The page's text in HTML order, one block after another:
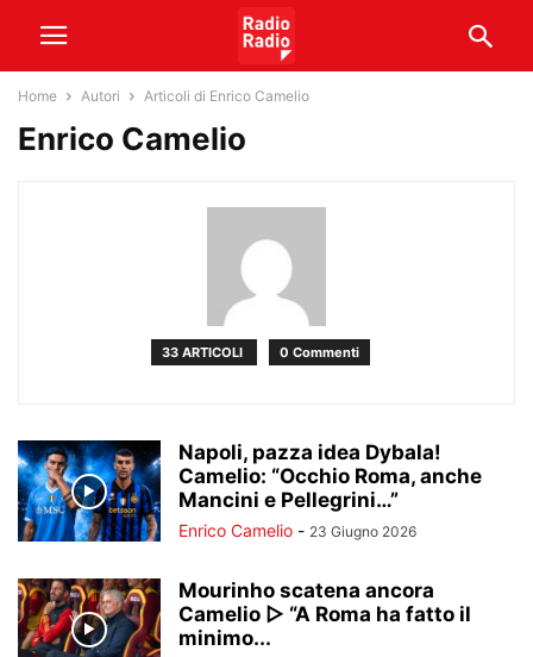
Home Autori Articoli di Enrico Camelio
Enrico Camelio
33 ARTICOLI 0 Commenti
Napoli, pazza idea Dybala!
Camelio: “Occhio Roma, anche
Mancini e Pellegrini…”
Enrico Camelio - 23 Giugno 2026
Mourinho scatena ancora
Camelio ▷ “A Roma ha fatto il
minimo...